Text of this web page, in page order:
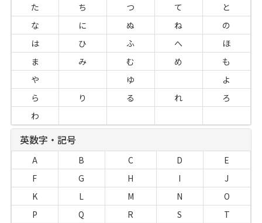
た
ち つ て
と
な
に ぬ ね
の
は
ひ ふ へ
ほ
ま
み む め
も
や
ゆ
よ
ら
り る れ
ろ
わ
英数字・記号
A B C D
E
F
G H I
J
K
L M N
O
P
Q R S
T